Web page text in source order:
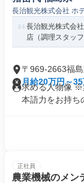
長治観光株式会社 ホ
長治観光株式会
店（調理スタッフ
〒969-2663福
月給20万円～35
求める人物像 ※
本語力をお持ち
正社員
農業機械のメン